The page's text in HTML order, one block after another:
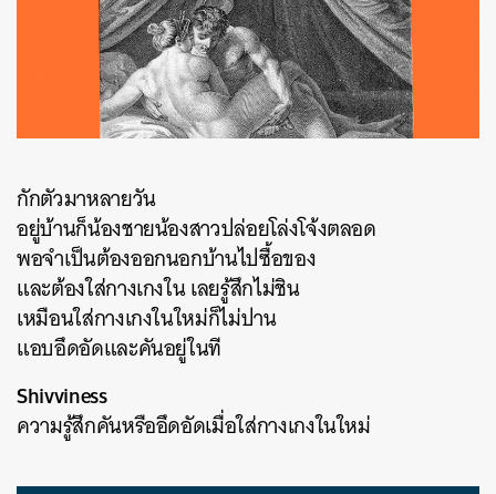
กักตัวมาหลายวัน
อยู่บ้านก็น้องชายน้องสาวปล่อยโล่งโจ้งตลอด
พอจำเป็นต้องออกนอกบ้านไปซื้อของ
และต้องใส่กางเกงใน เลยรู้สึกไม่ชิน
เหมือนใส่กางเกงในใหม่ก็ไม่ปาน
แอบอึดอัดและคันอยู่ในที
Shivviness
ความรู้สึกคันหรืออึดอัดเมื่อใส่กางเกงในใหม่